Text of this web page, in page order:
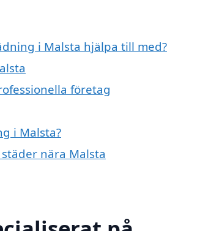
i Malsta hjälpa till med?
företag
i Malsta?
nära Malsta